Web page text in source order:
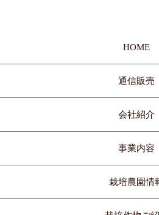
HOME
通信販売
会社紹介
事業内容
栽培農園情